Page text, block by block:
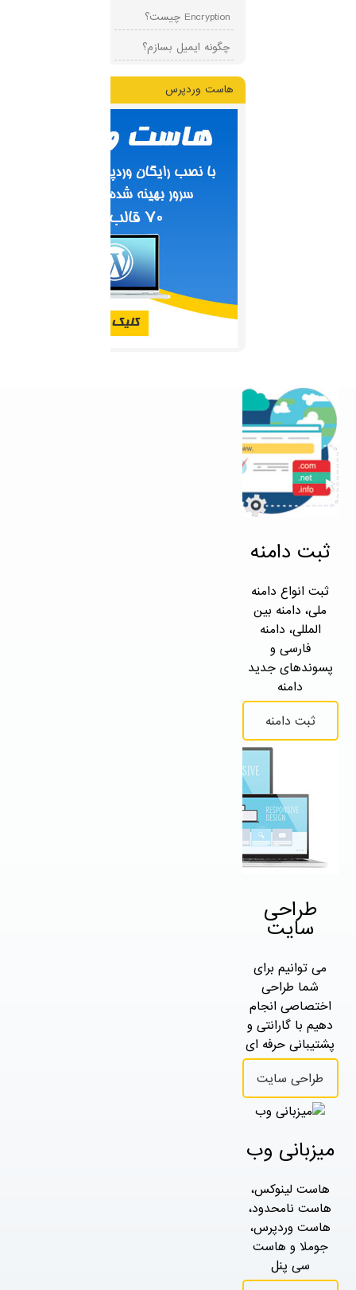
Encryption چیست؟
چگونه ایمیل بسازم؟
هاست وردپرس
ثبت دامنه
ثبت انواع دامنه
ملی، دامنه بین
المللی، دامنه
فارسی و
پسوندهای جدید
دامنه
ثبت دامنه
طراحی
سایت
می توانیم برای
شما طراحی
اختصاصی انجام
دهیم با گارانتی و
پشتیبانی حرفه ای
طراحی سایت
میزبانی وب
هاست لینوکس،
هاست نامحدود،
هاست وردپرس،
جوملا و هاست
سی پنل